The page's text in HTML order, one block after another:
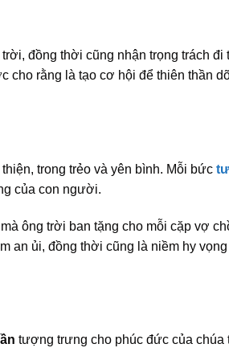
đồng thời cũng nhận trọng trách đi
cho rằng là tạo cơ hội để thiên thần
trong trẻo và yên bình. Mỗi bức
của con người.
ông trời ban tặng cho mỗi cặp vợ
an ủi, đồng thời cũng là niềm hy
tượng trưng cho phúc đức của chúa